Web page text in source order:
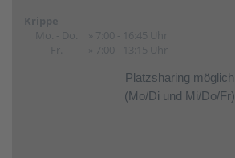
Krippe
Mo. - Do.
» 7:00 - 16:45 Uhr
Fr.
» 7:00 - 13:15 Uhr
Platzsharing möglich
(Mo/Di und Mi/Do/Fr)